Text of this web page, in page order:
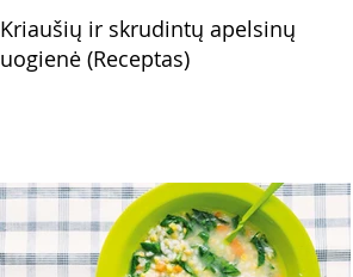
Kriaušių ir skrudintų apelsinų
uogienė (Receptas)